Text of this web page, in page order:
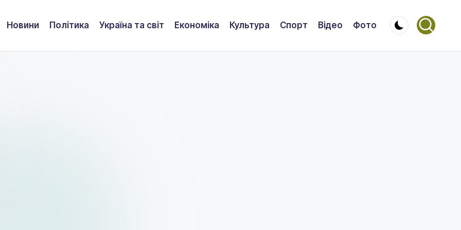
Новини Політика Україна та світ Економіка Культура Спорт Відео Фото